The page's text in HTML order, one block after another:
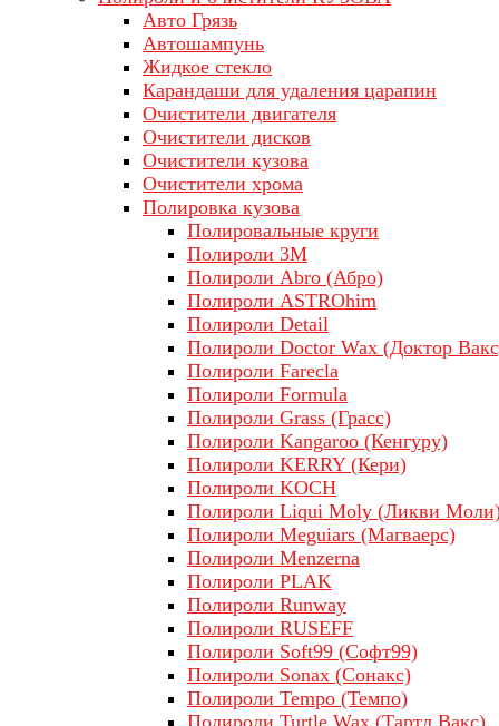
Авто Грязь
Автошампунь
Жидкое стекло
Карандаши для удаления царапин
Очистители двигателя
Очистители дисков
Очистители кузова
Очистители хрома
Полировка кузова
Полировальные круги
Полироли 3М
Полироли Abro (Абро)
Полироли ASTROhim
Полироли Detail
Полироли Doctor Wax (Доктор
Полироли Farecla
Полироли Formula
Полироли Grass (Грасс)
Полироли Kangaroo (Кенгуру)
Полироли KERRY (Кери)
Полироли KOCH
Полироли Liqui Moly (Ликви
Полироли Meguiars (Магваерс)
Полироли Menzerna
Полироли PLAK
Полироли Runway
Полироли RUSEFF
Полироли Soft99 (Софт99)
Полироли Sonax (Сонакс)
Полироли Tempo (Темпо)
Полироли Turtle Wax (Тартл Вакс)